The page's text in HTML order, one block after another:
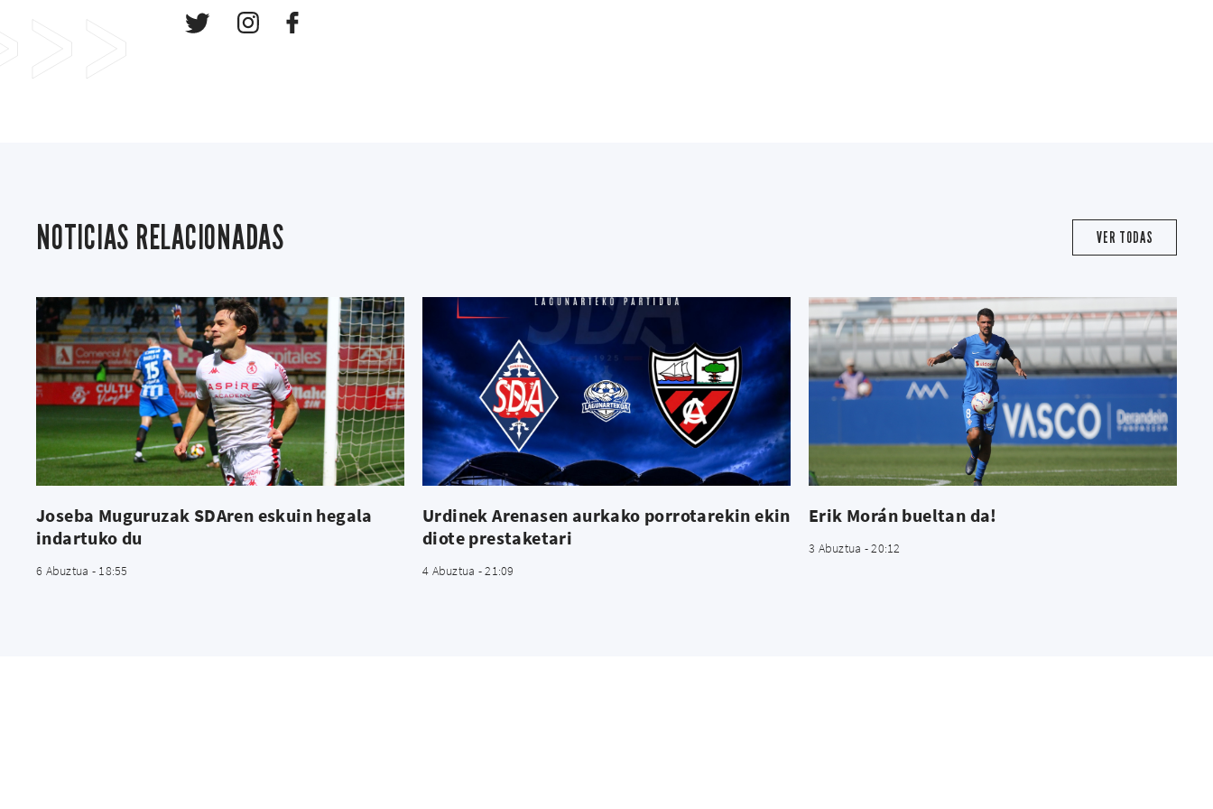
NOTICIAS RELACIONADAS VER TODAS
Joseba Muguruzak SDAren eskuin hegala
indartuko du
6 Abuztua - 18:55
Urdinek Arenasen aurkako porrotarekin ekin
diote prestaketari
4 Abuztua - 21:09
Erik Morán bueltan da!
3 Abuztua - 20:12